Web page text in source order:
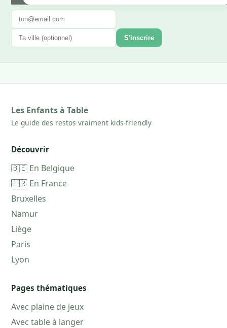
S'inscrire
Les Enfants à Table
Le guide des restos vraiment kids-friendly
Découvrir
🇧🇪 En Belgique
🇫🇷 En France
Bruxelles
Namur
Liège
Paris
Lyon
Pages thématiques
Avec plaine de jeux
Avec table à langer